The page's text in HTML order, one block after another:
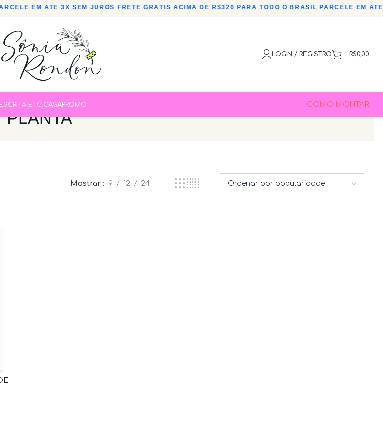
EM ATÉ 3X SEM JUROS•FRETE GRÁTIS ACIMA DE R$320 PARA TODO O BRASIL •PARCELE EM ATÉ
LOGIN / REGISTRO R$0,00
ESCRITA ETC.CASAPROMO COMO MONTAR
PLANTA
Mostrar 9 12 24